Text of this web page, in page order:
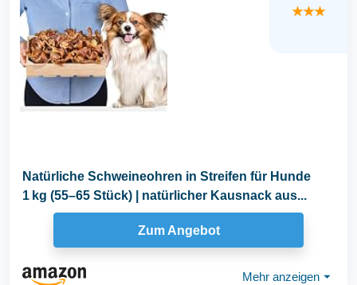
★★★
Natürliche Schweineohren in Streifen für Hunde
1 kg (55–65 Stück) | natürlicher Kausnack aus...
Zum Angebot
Mehr anzeigen ⏷